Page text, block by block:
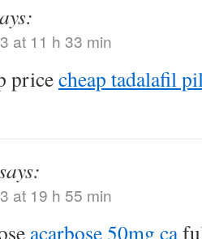
at 11 h 33 min
pricecheap tadalafil
at 19 h 55 min
acarbose 50mg ca